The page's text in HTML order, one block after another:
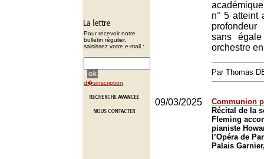
Pour recevoir notre
bulletin régulier,
saisissez votre e-mail :
d�sinscription
n° 5 atteint
sans
orchestre
Par Thomas
09/03/2025
Communion
Récital de la
Fleming
pianiste
l’Opéra de
Palais